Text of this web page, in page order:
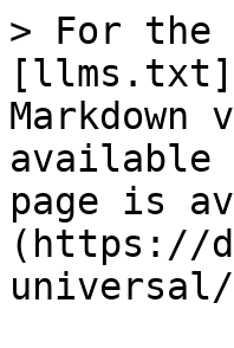
> For the
available
page is
(https://